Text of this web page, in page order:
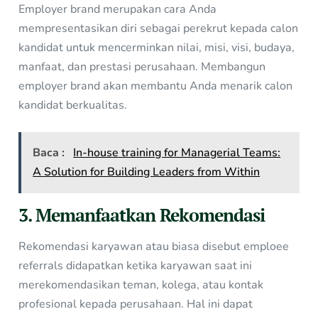
Employer brand merupakan cara Anda
mempresentasikan diri sebagai perekrut kepada calon
kandidat untuk mencerminkan nilai, misi, visi, budaya,
manfaat, dan prestasi perusahaan. Membangun
employer brand akan membantu Anda menarik calon
kandidat berkualitas.
Baca :
In-house training for Managerial Teams:
A Solution for Building Leaders from Within
3. Memanfaatkan Rekomendasi
Rekomendasi karyawan atau biasa disebut emploee
referrals didapatkan ketika karyawan saat ini
merekomendasikan teman, kolega, atau kontak
profesional kepada perusahaan. Hal ini dapat